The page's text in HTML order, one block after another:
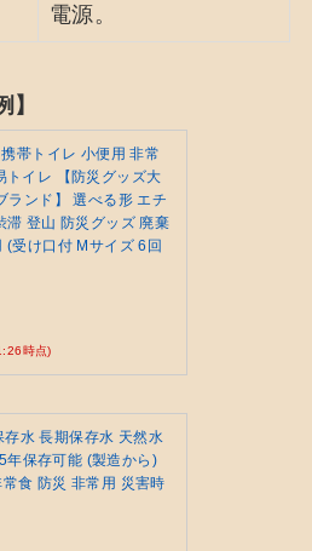
電源。
】
帯トイレ 小便用 非常
トイレ 【防災グッズ大
ランド】 選べる形 エチ
滞 登山 防災グッズ 廃棄
(受け口付 Mサイズ 6回
時点)
水 長期保存水 天然水
年保存可能 (製造から)
食 防災 非常用 災害時